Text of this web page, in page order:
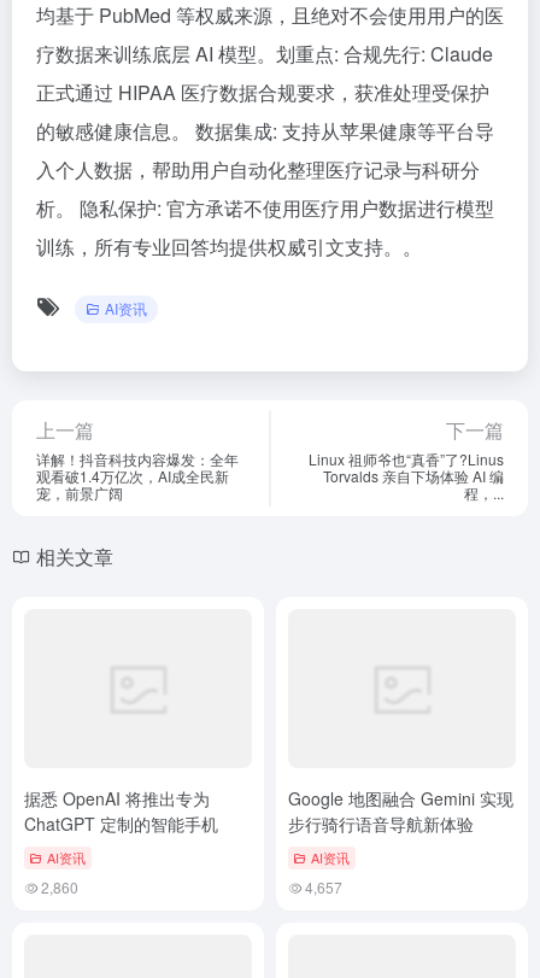
均基于 PubMed 等权威来源，且绝对不会使用用户的医
疗数据来训练底层 AI 模型。划重点: 合规先行: Claude
正式通过 HIPAA 医疗数据合规要求，获准处理受保护
的敏感健康信息。 数据集成: 支持从苹果健康等平台导
入个人数据，帮助用户自动化整理医疗记录与科研分
析。 隐私保护: 官方承诺不使用医疗用户数据进行模型
训练，所有专业回答均提供权威引文支持。。
AI资讯
上一篇
详解！抖音科技内容爆发：全年
观看破1.4万亿次，AI成全民新
宠，前景广阔
下一篇
​Linux 祖师爷也“真香”了?Linus
Torvalds 亲自下场体验 AI 编
程，...
相关文章
据悉 OpenAI 将推出专为
ChatGPT 定制的智能手机
AI资讯
2,860
Google 地图融合 Gemini 实现
步行骑行语音导航新体验
AI资讯
4,657